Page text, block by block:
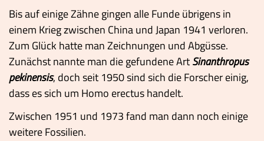
Bis auf einige Zähne gingen alle Funde übrigens in
einem Krieg zwischen China und Japan 1941 verloren.
Zum Glück hatte man Zeichnungen und Abgüsse.
Zunächst nannte man die gefundene ArtSinanthropus
pekinensis, doch seit 1950 sind sich die Forscher einig,
dass es sich um Homo erectus handelt.
Zwischen 1951 und 1973 fand man dann noch einige
weitere Fossilien.